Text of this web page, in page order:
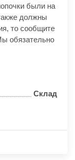
были на
должны
то сообщите
обязательно
Склад